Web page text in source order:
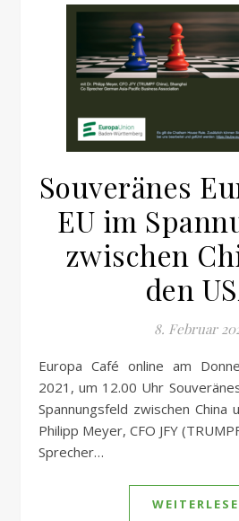
Souveränes
EU im
zwischen
den
8. Februar
Europa Café online am Donnerstag, 11. Februar
2021, um 12.00 Uhr
Spannungsfeld zwischen China
Philipp Meyer, CFO JFY
Sprecher…